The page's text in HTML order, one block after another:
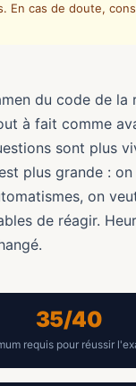
En cas de doute,
du code de
à fait comme
sont plus
plus grande :
on
de réagir.
35/40
requis pour réussir